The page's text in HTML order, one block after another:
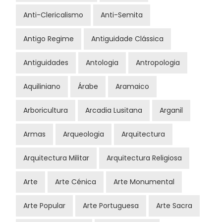
Anti-Clericalismo Anti-Semita
Antigo Regime Antiguidade Clássica
Antiguidades Antologia Antropologia
Aquiliniano Árabe Aramaico
Arboricultura Arcadia Lusitana Arganil
Armas Arqueologia Arquitectura
Arquitectura Militar Arquitectura Religiosa
Arte Arte Cénica Arte Monumental
Arte Popular Arte Portuguesa Arte Sacra